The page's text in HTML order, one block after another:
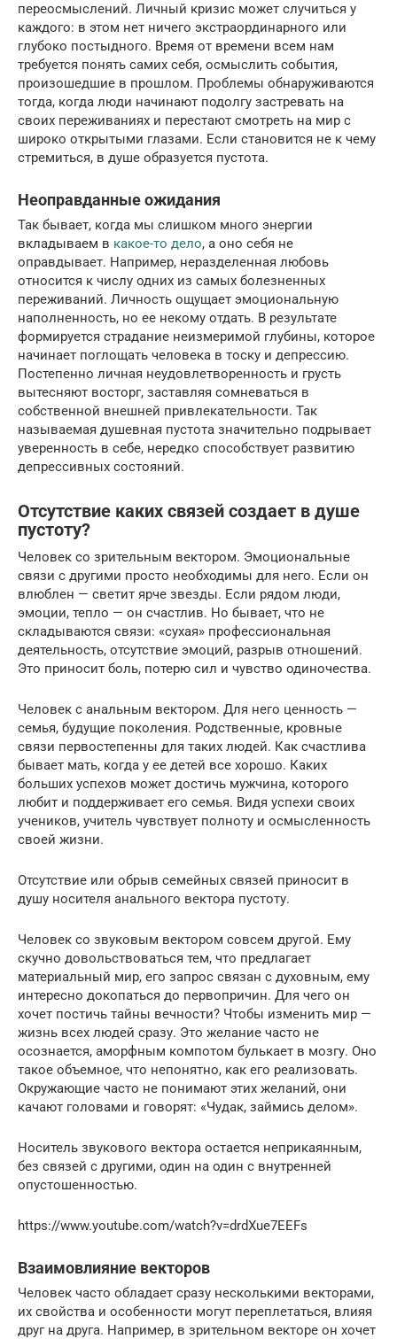
переосмыслений. Личный кризис может случиться у
каждого: в этом нет ничего экстраординарного или
глубоко постыдного. Время от времени всем нам
требуется понять самих себя, осмыслить события,
произошедшие в прошлом. Проблемы обнаруживаются
тогда, когда люди начинают подолгу застревать на
своих переживаниях и перестают смотреть на мир с
широко открытыми глазами. Если становится не к чему
стремиться, в душе образуется пустота.
Неоправданные ожидания
Так бывает, когда мы слишком много энергии
вкладываем в какое-то дело, а оно себя не
оправдывает. Например, неразделенная любовь
относится к числу одних из самых болезненных
переживаний. Личность ощущает эмоциональную
наполненность, но ее некому отдать. В результате
формируется страдание неизмеримой глубины, которое
начинает поглощать человека в тоску и депрессию.
Постепенно личная неудовлетворенность и грусть
вытесняют восторг, заставляя сомневаться в
собственной внешней привлекательности. Так
называемая душевная пустота значительно подрывает
уверенность в себе, нередко способствует развитию
депрессивных состояний.
Отсутствие каких связей создает в душе
пустоту?
Человек со зрительным вектором. Эмоциональные
связи с другими просто необходимы для него. Если он
влюблен — светит ярче звезды. Если рядом люди,
эмоции, тепло — он счастлив. Но бывает, что не
складываются связи: «сухая» профессиональная
деятельность, отсутствие эмоций, разрыв отношений.
Это приносит боль, потерю сил и чувство одиночества.
Человек с анальным вектором. Для него ценность —
семья, будущие поколения. Родственные, кровные
связи первостепенны для таких людей. Как счастлива
бывает мать, когда у ее детей все хорошо. Каких
больших успехов может достичь мужчина, которого
любит и поддерживает его семья. Видя успехи своих
учеников, учитель чувствует полноту и осмысленность
своей жизни.
Отсутствие или обрыв семейных связей приносит в
душу носителя анального вектора пустоту.
Человек со звуковым вектором совсем другой. Ему
скучно довольствоваться тем, что предлагает
материальный мир, его запрос связан с духовным, ему
интересно докопаться до первопричин. Для чего он
хочет постичь тайны вечности? Чтобы изменить мир —
жизнь всех людей сразу. Это желание часто не
осознается, аморфным компотом булькает в мозгу. Оно
такое объемное, что непонятно, как его реализовать.
Окружающие часто не понимают этих желаний, они
качают головами и говорят: «Чудак, займись делом».
Носитель звукового вектора остается неприкаянным,
без связей с другими, один на один с внутренней
опустошенностью.
https://www.youtube.com/watch?v=drdXue7EEFs
Взаимовлияние векторов
Человек часто обладает сразу несколькими векторами,
их свойства и особенности могут переплетаться, влияя
друг на друга. Например, в зрительном векторе он хочет